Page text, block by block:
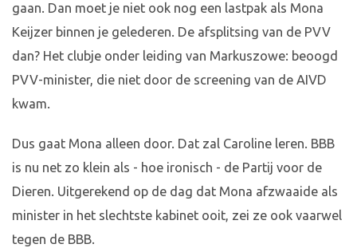
gaan. Dan moet je niet ook nog een lastpak als Mona
Keijzer binnen je gelederen. De afsplitsing van de PVV
dan? Het clubje onder leiding van Markuszowe: beoogd
PVV-minister, die niet door de screening van de AIVD
kwam.
Dus gaat Mona alleen door. Dat zal Caroline leren. BBB
is nu net zo klein als - hoe ironisch - de Partij voor de
Dieren. Uitgerekend op de dag dat Mona afzwaaide als
minister in het slechtste kabinet ooit, zei ze ook vaarwel
tegen de BBB.